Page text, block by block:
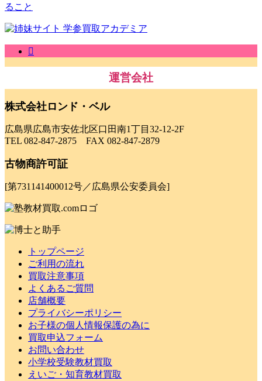
運営会社
株式会社ロンド・ベル
広島県広島市安佐北区口田南1丁目32-12-2F
TEL 082-847-2875 FAX 082-847-2879
古物商許可証
[第731141400012号／広島県公安委員会]
トップページ
ご利用の流れ
買取注意事項
よくあるご質問
店舗概要
プライバシーポリシー
お子様の個人情報保護の為に
買取申込フォーム
お問い合わせ
小学校受験教材買取
えいご・知育教材買取